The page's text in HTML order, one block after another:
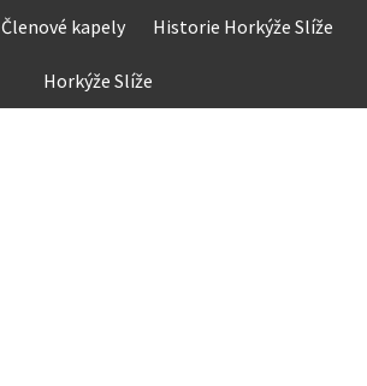
Členové kapely Historie Horkýže Slíže
Horkýže Slíže